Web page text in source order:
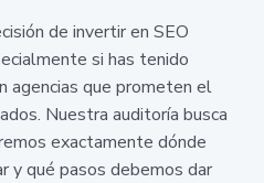
de invertir en SEO
si has tenido
agencias que prometen el
Nuestra auditoría busca
exactamente dónde
y qué pasos debemos dar